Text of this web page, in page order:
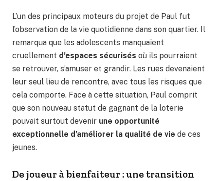
L’un des principaux moteurs du projet de Paul fut
l’observation de la vie quotidienne dans son quartier. Il
remarqua que les adolescents manquaient
cruellement d’espaces sécurisés où ils pourraient
se retrouver, s’amuser et grandir. Les rues devenaient
leur seul lieu de rencontre, avec tous les risques que
cela comporte. Face à cette situation, Paul comprit
que son nouveau statut de gagnant de la loterie
pouvait surtout devenir une opportunité
exceptionnelle d’améliorer la qualité de vie de ces
jeunes.
De joueur à bienfaiteur : une transition